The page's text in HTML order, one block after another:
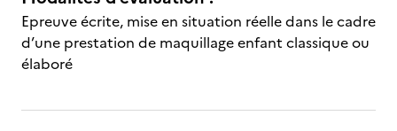
Epreuve écrite, mise en situation réelle dans le cadre
d’une prestation de maquillage enfant classique ou
élaboré